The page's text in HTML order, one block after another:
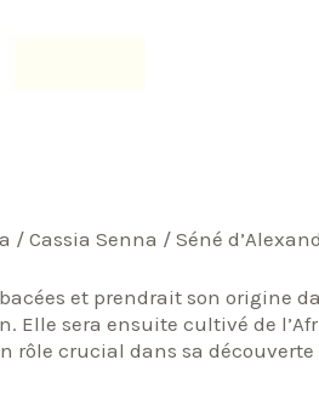
Cassia Senna / Séné
et prendrait son origine
Elle sera ensuite cultivé de
rôle crucial dans sa